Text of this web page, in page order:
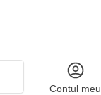
Contul meu